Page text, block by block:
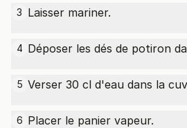
3 Laisser mariner.
4 Déposer les dés de potiron
5 Verser 30 cl d'eau dans la
6 Placer le panier vapeur.